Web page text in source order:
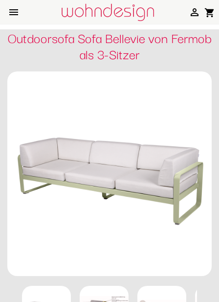
 shopping_cart

Outdoorsofa Sofa Bellevie von Fermob
als 3-Sitzer